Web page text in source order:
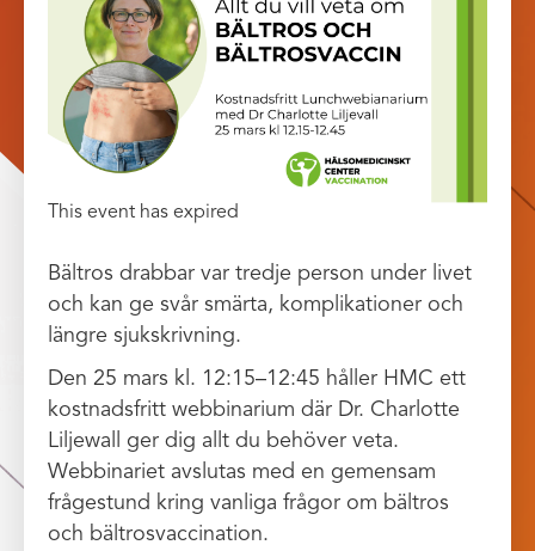
This event has expired
Bältros drabbar var tredje person under livet
och kan ge svår smärta, komplikationer och
längre sjukskrivning.
Den 25 mars kl. 12:15–12:45 håller HMC ett
kostnadsfritt webbinarium där Dr. Charlotte
Liljewall ger dig allt du behöver veta.
Webbinariet avslutas med en gemensam
frågestund kring vanliga frågor om bältros
och bältrosvaccination.